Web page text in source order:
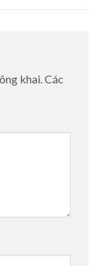
khai.Các